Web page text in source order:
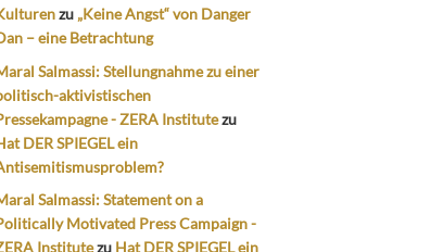
zu „Keine Angst“ von Danger
– eine Betrachtung
Salmassi: Stellungnahme zu einer
aktivistischen
- ZERA Institutezu
DER SPIEGEL ein
Salmassi: Statement on a
Motivated Press Campaign -
Institutezu Hat DER SPIEGEL ein